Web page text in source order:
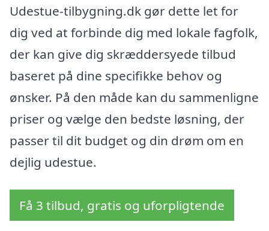
Udestue-tilbygning.dk gør dette let for
dig ved at forbinde dig med lokale fagfolk,
der kan give dig skræddersyede tilbud
baseret på dine specifikke behov og
ønsker. På den måde kan du sammenligne
priser og vælge den bedste løsning, der
passer til dit budget og din drøm om en
dejlig udestue.
Få 3 tilbud, gratis og uforpligtende